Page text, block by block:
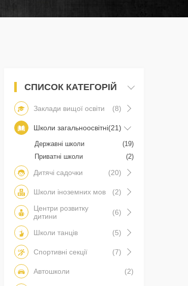
СПИСОК КАТЕГОРІЙ
Заклади вищої освіти (8)
Школи загальноосвітні(21)
Державні школи
(19)
Приватні школи
(2)
Дитячі садочки (20)
Школи іноземних мов
(2)
Центри розвитку
дитини
(6)
Школи танців (5)
Спортивні секції (7)
Автошколи (2)